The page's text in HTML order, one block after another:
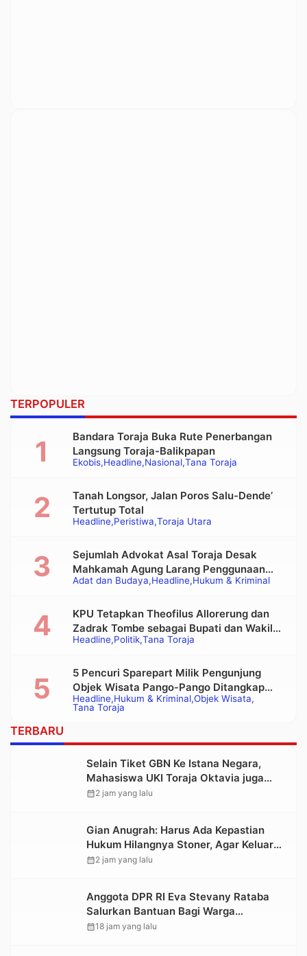
TERPOPULER
Ekobis Headline Nasional Tana Toraja
Bandara Toraja Buka Rute Penerbangan
Langsung Toraja-Balikpapan
Headline Peristiwa Toraja Utara
Tanah Longsor, Jalan Poros Salu-Dende’
Tertutup Total
Adat dan Budaya Headline Hukum & Kriminal
Sejumlah Advokat Asal Toraja Desak
Mahkamah Agung Larang Penggunaan
Alat Berat pada Eksekusi Rumah Adat
Headline Politik Tana Toraja
KPU Tetapkan Theofilus Allorerung dan
Zadrak Tombe sebagai Bupati dan Wakil
Bupati Tana Toraja Terpilih
Headline Hukum & Kriminal Objek Wisata
Tana Toraja
5 Pencuri Sparepart Milik Pengunjung
Objek Wisata Pango-Pango Ditangkap
Polisi
TERBARU
Selain Tiket GBN Ke Istana Negara,
Mahasiswa UKI Toraja Oktavia juga
Lolos ke Pekan Seni Mahasiswa
calendar_month2 jam yang lalu
Gian Anugrah: Harus Ada Kepastian
Hukum Hilangnya Stoner, Agar Keluarga
tidak Larut dalam Trauma dan
calendar_month2 jam yang lalu
Anggota DPR RI Eva Stevany Rataba
Salurkan Bantuan Bagi Warga
Terdampak Longsor di Buntu Pepasan
calendar_month18 jam yang lalu